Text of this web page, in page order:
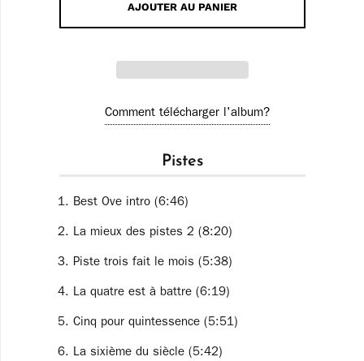
AJOUTER AU PANIER
Comment télécharger l'album?
Pistes
Best Ove intro (6:46)
La mieux des pistes 2 (8:20)
Piste trois fait le mois (5:38)
La quatre est à battre (6:19)
Cinq pour quintessence (5:51)
La sixième du siècle (5:42)